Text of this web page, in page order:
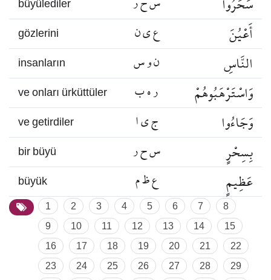
gözlerini ع ي ن أَعْيُنَ
insanların ن و س النَّاسِ
ve onları ürküttüler ر ه ب وَاسْتَرْهَبُوهُمْ
ve getirdiler ج ي ا وَجَاءُوا
bir büyü س ح ر بِسِحْرٍ
büyük ع ظ م عَظِيمٍ
1 2 3 4 5 6 7
8
9
10 11 12 13 14
15
16
17 18 19 20 21
22
23
24 25 26 27 28
29